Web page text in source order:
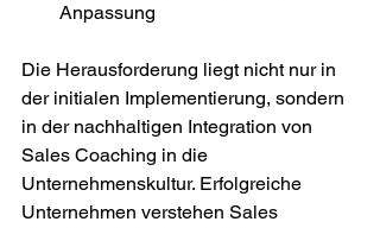
Anpassung
Die Herausforderung liegt nicht nur in
der initialen Implementierung, sondern
in der nachhaltigen Integration von
Sales Coaching in die
Unternehmenskultur. Erfolgreiche
Unternehmen verstehen Sales